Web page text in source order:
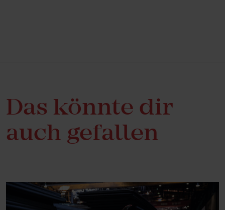
Das könnte dir
auch gefallen